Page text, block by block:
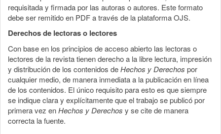
requisitada y firmada por las autoras o autores. Este formato
debe ser remitido en PDF a través de la plataforma OJS.
Derechos de lectoras o lectores
Con base en los principios de acceso abierto las lectoras o
lectores de la revista tienen derecho a la libre lectura, impresión
y distribución de los contenidos deHechos y Derechos por
cualquier medio, de manera inmediata a la publicación en línea
de los contenidos. El único requisito para esto es que siempre
se indique clara y explícitamente que el trabajo se publicó por
primera vez enHechos y Derechos y se cite de manera
correcta la fuente.